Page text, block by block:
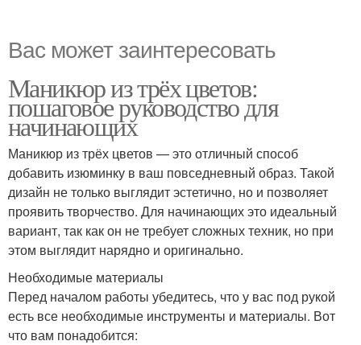
Вас может заинтересовать
Маникюр из трёх цветов:
пошаговое руководство для
начинающих
Маникюр из трёх цветов — это отличный способ
добавить изюминку в ваш повседневный образ. Такой
дизайн не только выглядит эстетично, но и позволяет
проявить творчество. Для начинающих это идеальный
вариант, так как он не требует сложных техник, но при
этом выглядит нарядно и оригинально.
Необходимые материалы
Перед началом работы убедитесь, что у вас под рукой
есть все необходимые инструменты и материалы. Вот
что вам понадобится: